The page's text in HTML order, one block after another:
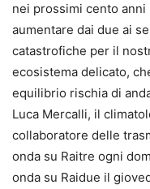
nei prossimi cento
aumentare dai due ai
catastrofiche per il
ecosistema delicato,
equilibrio rischia di
Luca Mercalli, il
collaboratore delle
onda su Raitre ogni
onda su Raidue il